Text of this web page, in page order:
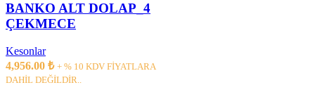
BANKO ALT DOLAP_4
ÇEKMECE
Kesonlar
4,956.00 ₺ + % 10 KDV FİYATLARA
DAHİL DEĞİLDİR..